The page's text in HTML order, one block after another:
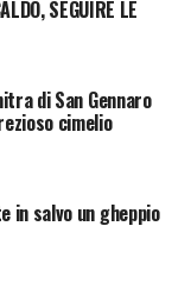
SEGUIRE LE
di San Gennaro
cimelio
in salvo un gheppio